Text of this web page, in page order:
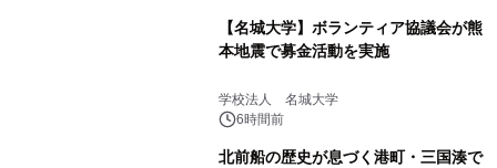
【名城大学】ボランティア協議会が熊
本地震で募金活動を実施
学校法人 名城大学
6時間前
北前船の歴史が息づく港町・三国湊で